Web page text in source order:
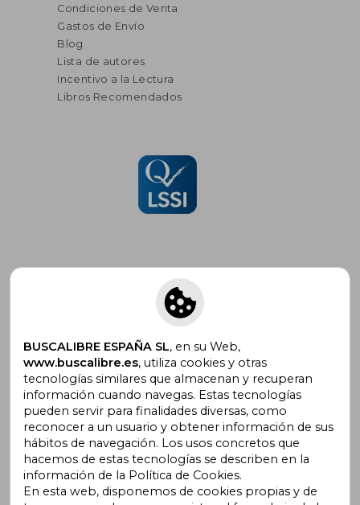
Condiciones de Venta
Gastos de Envío
Blog
Lista de autores
Incentivo a la Lectura
Libros Recomendados
Suscríbete para recibir ofertas y
promociones
¿Necesitas ayuda?
Ir a Centro de Soporte
BUSCALIBRE ESPAÑA SL, en su Web,
www.buscalibre.es, utiliza cookies y otras
tecnologías similares que almacenan y recuperan
información cuando navegas. Estas tecnologías
pueden servir para finalidades diversas, como
reconocer a un usuario y obtener información de sus
hábitos de navegación. Los usos concretos que
hacemos de estas tecnologías se describen en la
información de la Política de Cookies.
En esta web, disponemos de cookies propias y de